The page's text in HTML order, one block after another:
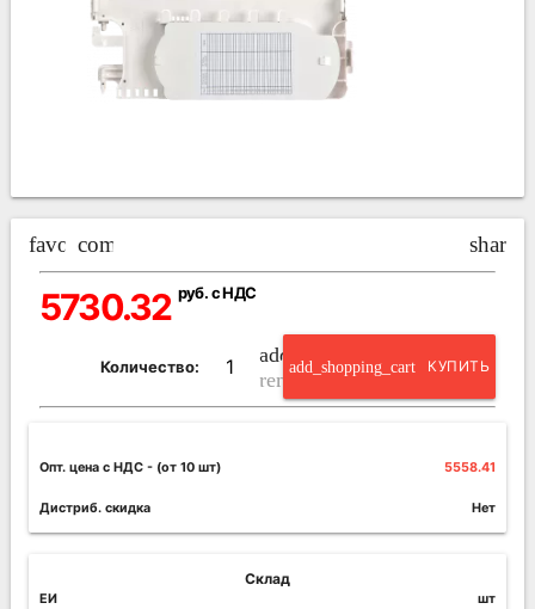
favorite_border
compare_arrows share
5730.32 руб. с НДС
Количество:
add_circle_outline
remove_circle_outline
add_shopping_cart КУПИТЬ
Опт. цена c НДС - (от 10 шт) 5558.41
Дистриб. скидка Нет
Склад
ЕИ
шт